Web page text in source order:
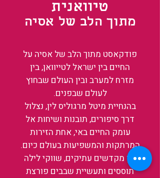
טיוואנית
מתוך הלב של אסיה
פודקאסט מתוך הלב של אסיה על
החיים בין ישראל לטייוואן, בין
מזרח למערב ובין העולם שבחוץ
לעולם שבפנים.
בהנחיית מיטל מרגוליס לין, נצלול
דרך סיפורים, תובנות ושיחות אל
עומק החיים באי, אחת הזירות
המרתקות והמשפיעות בעולם כיום.
בין מקדשים עתיקים, שווקי לילה
תוססים ותעשיית שבבים פורצת